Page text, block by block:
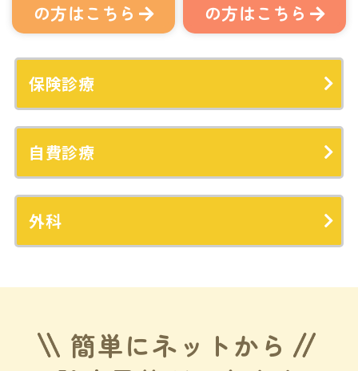
の方はこちら の方はこちら
保険診療
自費診療
外科
簡単にネットから